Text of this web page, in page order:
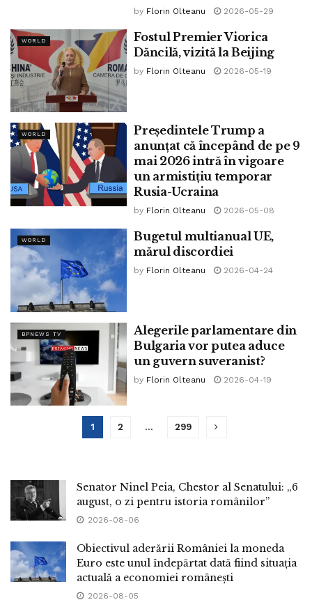
by Florin Olteanu 2026-05-29
WORLD
Fostul Premier Viorica
Dăncilă, vizită la Beijing
by Florin Olteanu 2026-05-19
WORLD
Președintele Trump a
anunțat că începând de pe 9
mai 2026 intră în vigoare
un armistițiu temporar
Rusia-Ucraina
by Florin Olteanu 2026-05-08
WORLD
Bugetul multianual UE,
mărul discordiei
by Florin Olteanu 2026-04-24
BPNEWS TV
Alegerile parlamentare din
Bulgaria vor putea aduce
un guvern suveranist?
by Florin Olteanu 2026-04-19
1 2 … 299
Senator Ninel Peia, Chestor al Senatului: „6
august, o zi pentru istoria românilor”
2026-08-06
Obiectivul aderării României la moneda
Euro este unul îndepărtat dată fiind situația
actuală a economiei românești
2026-08-05